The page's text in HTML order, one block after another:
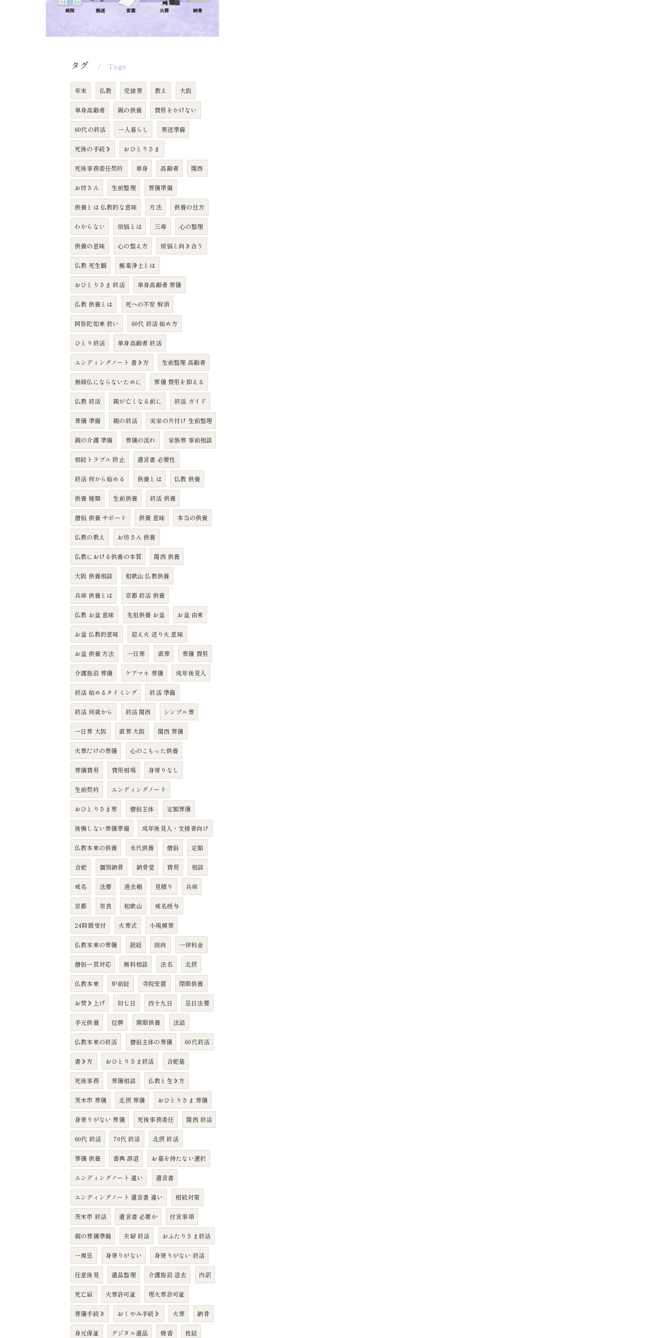
タグ Tags
年末 仏教 完結葬 教え 大阪
単身高齢者 親の供養 費用をかけない
60代の終活 一人暮らし 葬送準備
死後の手続き おひとりさま
死後事務委任契約 単身 高齢者 関西
お坊さん 生前整理 葬儀準備
供養とは 仏教的な意味 方法 供養の仕方
わからない 煩悩とは 三毒 心の整理
供養の意味 心の整え方 煩悩と向き合う
仏教 死生観 極楽浄土とは
おひとりさま 終活 単身高齢者 葬儀
仏教 供養とは 死への不安 解消
阿弥陀如来 救い 60代 終活 始め方
ひとり終活 単身高齢者 終活
エンディングノート 書き方 生前整理 高齢者
無縁仏にならないために 葬儀 費用を抑える
仏教 終活 親が亡くなる前に 終活 ガイド
葬儀 準備 親の終活 実家の片付け 生前整理
親の介護 準備 葬儀の流れ 家族葬 事前相談
相続トラブル 防止 遺言書 必要性
終活 何から始める 供養とは 仏教 供養
供養 種類 生前供養 終活 供養
僧侶 供養 サポート 供養 意味 本当の供養
仏教の教え お坊さん 供養
仏教における供養の本質 関西 供養
大阪 供養相談 和歌山 仏教供養
兵庫 供養とは 京都 終活 供養
仏教 お盆 意味 先祖供養 お盆 お盆 由来
お盆 仏教的意味 迎え火 送り火 意味
お盆 供養 方法 一日葬 直葬 葬儀 費用
介護施設 葬儀 ケアマネ 葬儀 成年後見人
終活 始めるタイミング 終活 準備
終活 何歳から 終活 関西 シンプル葬
一日葬 大阪 直葬 大阪 関西 葬儀
火葬だけの葬儀 心のこもった供養
葬儀費用 費用相場 身寄りなし
生前契約 エンディングノート
おひとりさま葬 僧侶主体 定額葬儀
後悔しない葬儀準備 成年後見人・支援者向け
仏教本来の供養 永代供養 僧侶 定額
合祀 個別納骨 納骨堂 費用 相談
戒名 法要 過去帳 見積り 兵庫
京都 奈良 和歌山 戒名授与
24時間受付 火葬式 小規模葬
仏教本来の葬儀 読経 回向 一律料金
僧侶一貫対応 無料相談 法名 北摂
仏教本来 炉前経 寺院安置 閉眼供養
お焚き上げ 初七日 四十九日 忌日法要
手元供養 位牌 開眼供養 法話
仏教本来の終活 僧侶主体の葬儀 60代終活
書き方 おひとりさま終活 合祀墓
死後事務 葬儀相談 仏教と生き方
茨木市 葬儀 北摂 葬儀 おひとりさま 葬儀
身寄りがない 葬儀 死後事務委任 関西 終活
60代 終活 70代 終活 北摂 終活
葬儀 供養 香典 辞退 お墓を持たない選択
エンディングノート 違い 遺言書
エンディングノート 遺言書 違い 相続対策
茨木市 終活 遺言書 必要か 付言事項
親の葬儀準備 夫婦 終活 おふたりさま終活
一周忌 身寄りがない 身寄りがない 終活
任意後見 遺品整理 介護施設 退去 内訳
死亡届 火葬許可証 埋火葬許可証
葬儀手続き おくやみ手続き 火葬 納骨
身元保証 デジタル遺品 焼香 枕経